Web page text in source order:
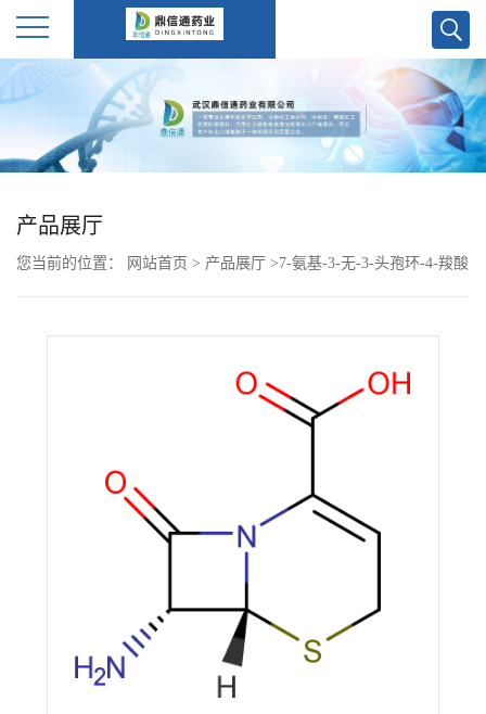
公
产品展厅
您当前的位置： 网站首页 > 产品展厅 >7-氨基-3-无-3-头孢环-4-羧酸